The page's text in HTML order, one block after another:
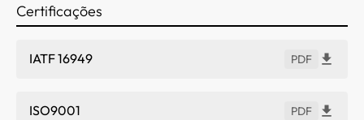
Certificações
IATF 16949 PDF
ISO9001 PDF